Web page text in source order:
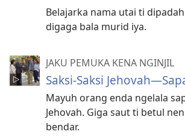
Belajarka nama utai ti
digaga bala murid iya.
JAKU PEMUKA KENA NGINJIL
Saksi-Saksi
Mayuh orang enda ngelala
Jehovah. Giga saut ti betul
bendar.